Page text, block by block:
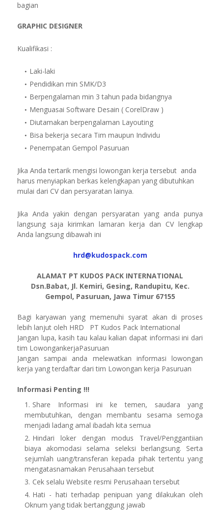
bagian
GRAPHIC DESIGNER
Kualifikasi :
Laki-laki
Pendidikan min SMK/D3
Berpengalaman min 3 tahun pada bidangnya
Menguasai Software Desain ( CorelDraw )
Diutamakan berpengalaman Layouting
Bisa bekerja secara Tim maupun Individu
Penempatan Gempol Pasuruan
Jika Anda tertarik mengisi lowongan kerja tersebut anda
harus menyiapkan berkas kelengkapan yang dibutuhkan
mulai dari CV dan persyaratan lainya.
Jika Anda yakin dengan persyaratan yang anda punya
langsung saja kirimkan lamaran kerja dan CV lengkap
Anda langsung dibawah ini
hrd@kudospack.com
ALAMAT PT KUDOS PACK INTERNATIONAL
Dsn.Babat, Jl. Kemiri, Gesing, Randupitu, Kec.
Gempol, Pasuruan, Jawa Timur 67155
Bagi karyawan yang memenuhi syarat akan di proses
lebih lanjut oleh HRD PT Kudos Pack International
Jangan lupa, kasih tau kalau kalian dapat informasi ini dari
tim LowongankerjaPasuruan
Jangan sampai anda melewatkan informasi lowongan
kerja yang terdaftar dari tim Lowongan kerja Pasuruan
Informasi Penting !!!
Share Informasi ini ke temen, saudara yang
membutuhkan, dengan membantu sesama semoga
menjadi ladang amal ibadah kita semua
Hindari loker dengan modus Travel/Penggantiian
biaya akomodasi selama seleksi berlangsung. Serta
sejumlah uang/transferan kepada pihak tertentu yang
mengatasnamakan Perusahaan tersebut
Cek selalu Website resmi Perusahaan tersebut
Hati - hati terhadap penipuan yang dilakukan oleh
Oknum yang tidak bertanggung jawab